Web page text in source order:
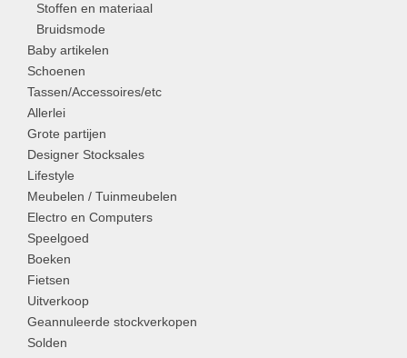
Stoffen en materiaal
Bruidsmode
Baby artikelen
Schoenen
Tassen/Accessoires/etc
Allerlei
Grote partijen
Designer Stocksales
Lifestyle
Meubelen / Tuinmeubelen
Electro en Computers
Speelgoed
Boeken
Fietsen
Uitverkoop
Geannuleerde stockverkopen
Solden